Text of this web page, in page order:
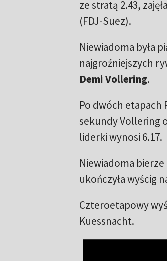
ze stratą 2.43,
(FDJ-Suez).
Niewiadoma była
najgroźniejszych
Demi Vollering.
Po dwóch etapach
sekundy Vollering
liderki wynosi 6.17.
Niewiadoma bierze
ukończyła wyścig
Czteroetapowy
Kuessnacht.